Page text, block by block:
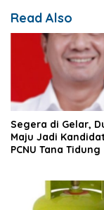
Read Also
Segera di Gelar,
Maju Jadi
PCNU Tana Tidung